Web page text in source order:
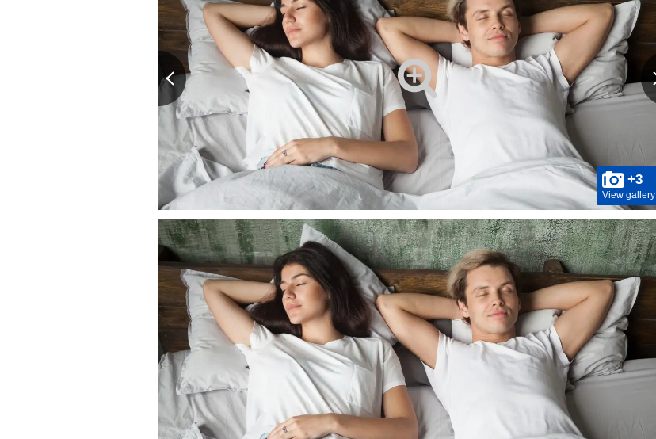
+3
View gallery